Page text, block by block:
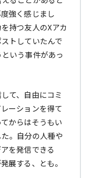
強く感じまし
持つ友人のXアカ
トしていたんで
いう事件があっ
て、自由にコミ
ーションを得て
からはそうもい
。自分の人種や
を発信できる
展する、とも。